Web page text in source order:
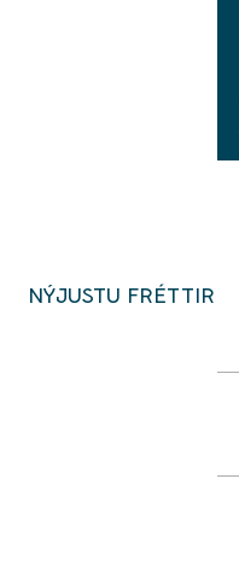
NÝJUSTU FRÉTTIR